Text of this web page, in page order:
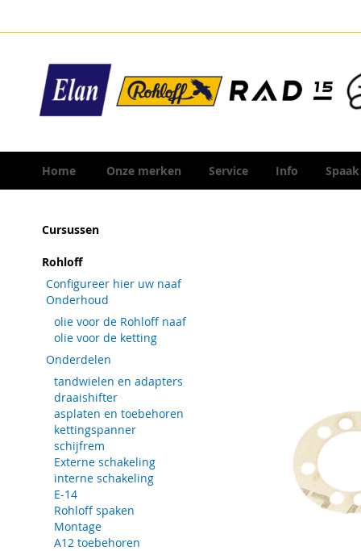
naar
inhoud
Home Onze merken Service Info
Cursussen
Rohloff
Configureer hier uw naaf
Onderhoud
olie voor de Rohloff naaf
olie voor de ketting
Onderdelen
tandwielen en adapters
draaishifter
asplaten en toebehoren
kettingspanner
schijfrem
Externe schakeling
interne schakeling
E-14
Rohloff spaken
Montage
A12 toebehoren